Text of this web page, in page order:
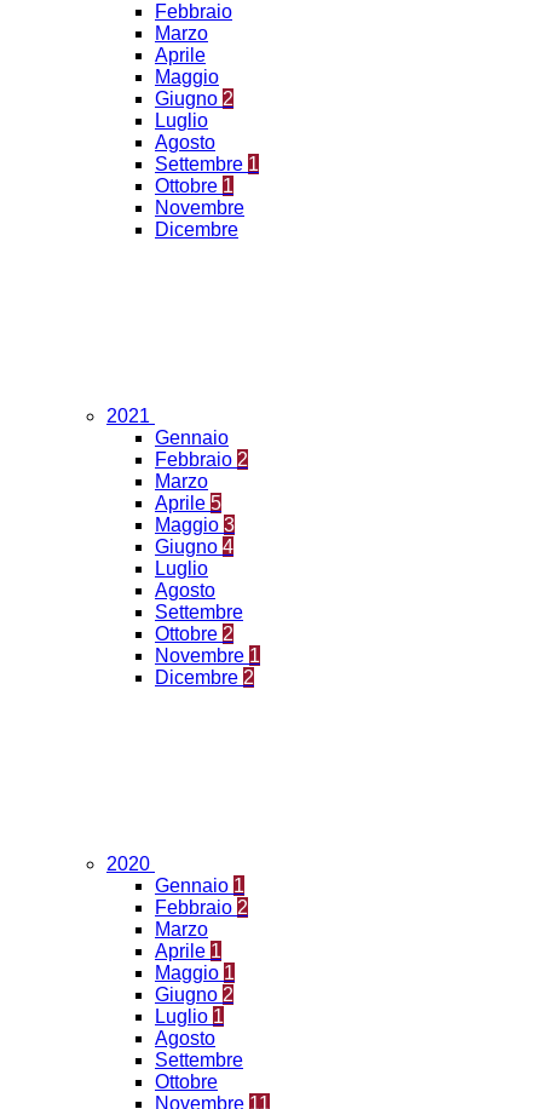
Febbraio
Marzo
Aprile
Maggio
Giugno 2
Luglio
Agosto
Settembre 1
Ottobre 1
Novembre
Dicembre
2021
Gennaio
Febbraio 2
Marzo
Aprile 5
Maggio 3
Giugno 4
Luglio
Agosto
Settembre
Ottobre 2
Novembre 1
Dicembre 2
2020
Gennaio 1
Febbraio 2
Marzo
Aprile 1
Maggio 1
Giugno 2
Luglio 1
Agosto
Settembre
Ottobre
Novembre 11